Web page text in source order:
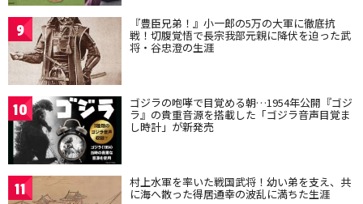
9 『豊臣兄弟！』小一郎の5万の大軍に徹底抗
戦！切腹覚悟で長宗我部元親に降伏を迫った武
将・谷忠澄の生涯
10 ゴジラの咆哮で目覚める朝…1954年公開『ゴジ
ラ』の貴重音源を搭載した「ゴジラ音声目覚ま
し時計」が新発売
11 村上水軍を率いた戦国武将！幼い弟を支え、共
に海へ散った得居通幸の波乱に満ちた生涯